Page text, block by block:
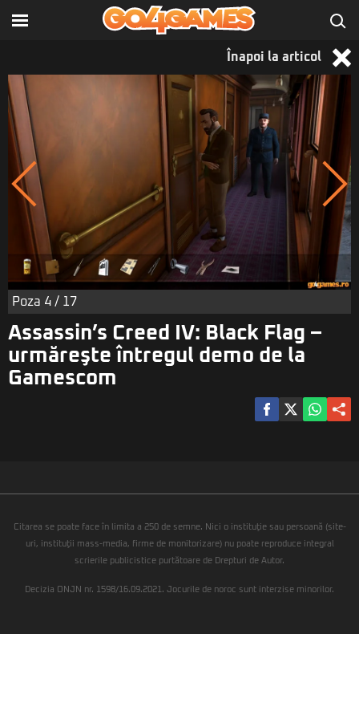
Înapoi la articol
Poza 4 / 17
Assassin’s Creed IV: Black Flag –
urmăreşte întregul demo de la
Gamescom
Citarea se poate face în limita a 250 de semne. Nici o instituţie sau persoană (site-
uri, instituţii mass-media, firme de monitorizare) nu poate reproduce integral
scrierile publicistice purtătoare de Drepturi de Autor.
Decizia ONJN nr. 1598/16.09.2021. Jocurile de noroc sunt interzise minorilor.